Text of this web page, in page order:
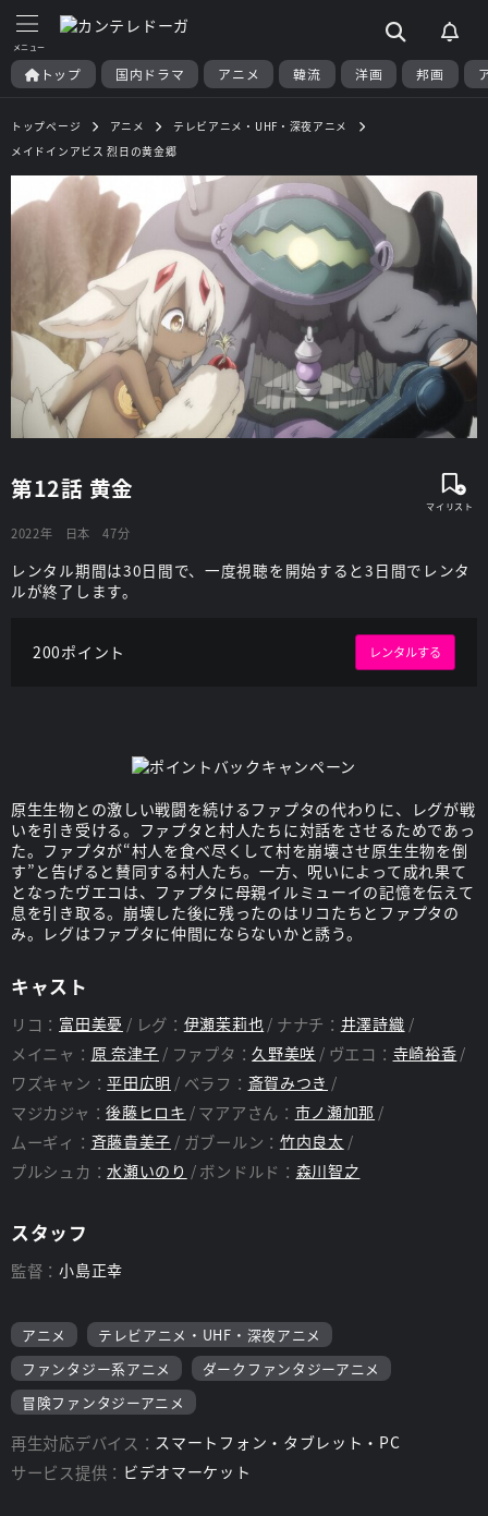
トップ 国内ドラマ アニメ 韓流 洋画 邦画
トップページ アニメ
テレビアニメ・UHF・深夜アニメ
メイドインアビス 烈日の黄金郷
第12話 黄金
2022年 日本 47分
レンタル期間は30日間で、一度視聴を開始すると3日間でレンタ
ルが終了します。
200ポイント レンタルする
原生生物との激しい戦闘を続けるファプタの代わりに、レグが戦
いを引き受ける。ファプタと村人たちに対話をさせるためであっ
た。ファプタが“村人を食べ尽くして村を崩壊させ原生生物を倒
す”と告げると賛同する村人たち。一方、呪いによって成れ果て
となったヴエコは、ファプタに母親イルミューイの記憶を伝えて
息を引き取る。崩壊した後に残ったのはリコたちとファプタの
み。レグはファプタに仲間にならないかと誘う。
キャスト
リコ： 富田美憂 レグ： 伊瀬茉莉也 ナナチ： 井澤詩織
メイニャ： 原 奈津子 ファプタ：久野美咲 ヴエコ： 寺崎裕香
ワズキャン：平田広明 ベラフ： 斎賀みつき
マジカジャ：後藤ヒロキ マアアさん： 市ノ瀬加那
ムーギィ： 斉藤貴美子 ガブールン： 竹内良太
プルシュカ：水瀬いのり ボンドルド： 森川智之
スタッフ
監督：小島正幸
アニメ
テレビアニメ・UHF・深夜アニメ
ファンタジー系アニメ
ダークファンタジーアニメ
冒険ファンタジーアニメ
再生対応デバイス： スマートフォン・タブレット・PC
サービス提供： ビデオマーケット